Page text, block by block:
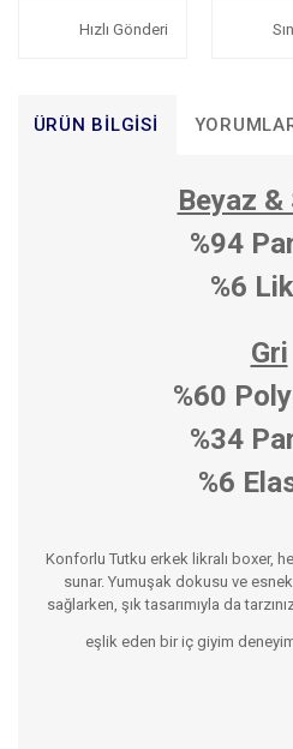
Hızlı Gönderi
ÜRÜN BILGISI
Beyaz &
%94
%6
Gri
%60
%34
%6
Konforlu Tutku erkek likralı boxer,
sunar. Yumuşak dokusu ve
sağlarken, şık tasarımıyla da
eşlik eden bir iç giyim